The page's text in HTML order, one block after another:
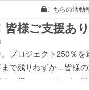
こちらの活動
皆様ご支援あ
プロジェクト250％
で残りわずか…皆様
て行っていければと